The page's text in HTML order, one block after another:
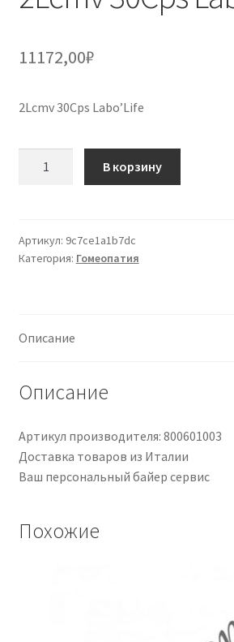
11172,00₽
2Lcmv 30Cps Labo’Life
Labo’Life
В корзину
Артикул: 9c7ce1a1b7dc
Категория: Гомеопатия
Описание
Описание
Артикул производителя: 800601003
Доставка товаров из Италии
Ваш персональный байер сервис
Похожие